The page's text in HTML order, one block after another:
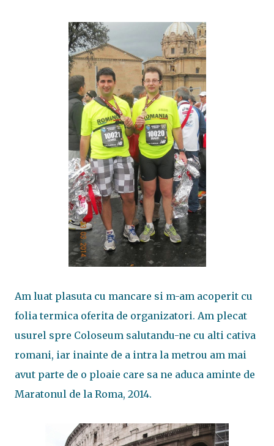
Am luat plasuta cu mancare si m-am acoperit cu
folia termica oferita de organizatori. Am plecat
usurel spre Coloseum salutandu-ne cu alti cativa
romani, iar inainte de a intra la metrou am mai
avut parte de o ploaie care sa ne aduca aminte de
Maratonul de la Roma, 2014.